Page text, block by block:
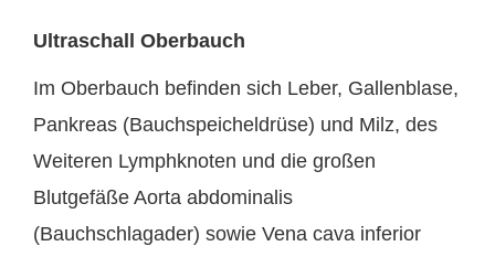
Ultraschall Oberbauch
Im Oberbauch befinden sich Leber, Gallenblase,
Pankreas (Bauchspeicheldrüse) und Milz, des
Weiteren Lymphknoten und die großen
Blutgefäße Aorta abdominalis
(Bauchschlagader) sowie Vena cava inferior